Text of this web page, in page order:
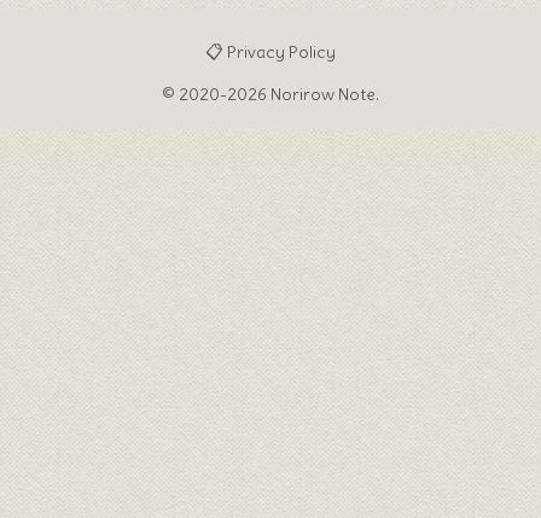
📋 Privacy Policy
© 2020-2026 Norirow Note.